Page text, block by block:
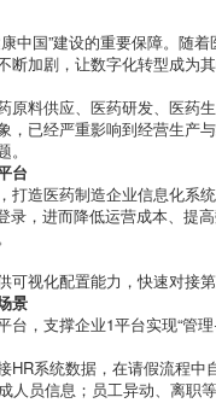
中国”建设的重要保障。随
断加剧，让数字化转型成为其
原料供应、医药研发、医药
，已经严重影响到经营生产
台
打造医药制造企业信息化系
录，进而降低运营成本、提
可视化配置能力，快速对接
景
台，支撑企业1平台实现“管
HR系统数据，在请假流程
人员信息；员工异动、离职